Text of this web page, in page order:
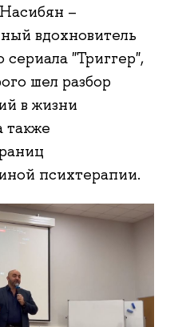
–
вдохновитель
сериала "Триггер",
шел разбор
в жизни
также
психтерапии.